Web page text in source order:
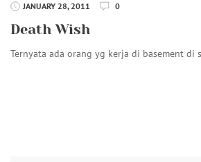
JANUARY 28, 2011 0
Death Wish
Ternyata ada orang yg kerja di basement di